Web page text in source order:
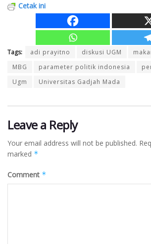
Cetak ini
Tags: adi prayitno diskusi UGM
MBG
parameter politik indonesia
Ugm
Universitas Gadjah Mada
Leave a Reply
Your email address will not be published.
marked *
Comment *